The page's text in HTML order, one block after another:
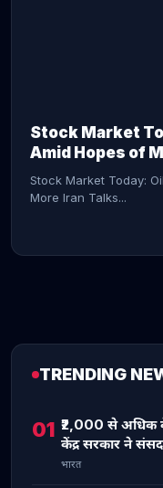
Stock Market
Amid Hopes of
Stock Market Today:
More Iran Talks...
TRENDING
01 ₹2,000 से अधिक
केंद्र सरकार ने
भारत